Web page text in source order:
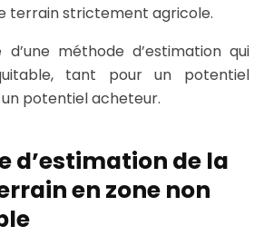
terrain strictement agricole.
d’une méthode d’estimation qui
tant pour un potentiel
potentiel acheteur.
d’estimation de la
en zone non